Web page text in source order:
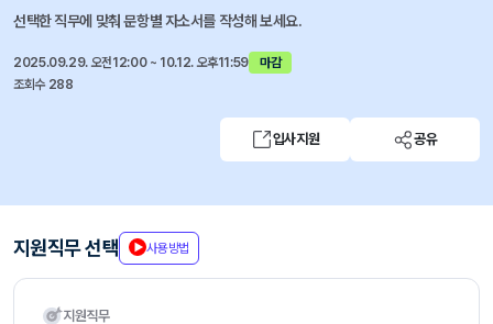
선택한 직무에 맞춰 문항별 자소서를 작성해 보세요.
2025.09.29. 오전12:00 ~ 10.12. 오후11:59
마감
조회수 288
입사지원 공유
지원직무 선택 사용방법
지원직무